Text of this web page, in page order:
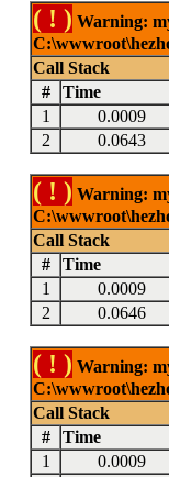
( ! ) Warning:
Call Stack
#
Time
1
0.0009
2
0.0643
( ! ) Warning:
Call Stack
#
Time
1
0.0009
2
0.0646
( ! ) Warning:
Call Stack
#
Time
1
0.0009